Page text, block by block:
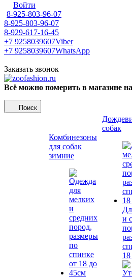
Войти
8-925-803-96-07
8-925-803-96-07
8-929-617-16-45
+7 9258039607Viber
+7 9258039607WhatsApp
Заказать звонок
Всё можно померить в магазине
Поиск
Комбинезоны
для собак
зимние
собак
и